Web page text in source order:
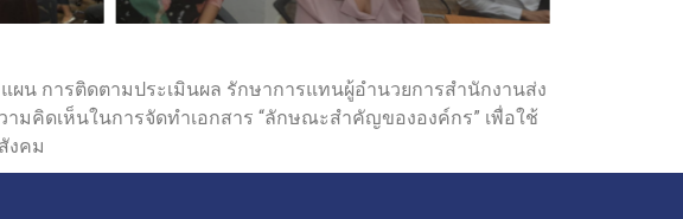
ผน การติดตามประเมินผล รักษาการแทนผู้อำนวยการสำนักงานส่ง
มคิดเห็นในการจัดทำเอกสาร “ลักษณะสำคัญขององค์กร” เพื่อใช้
งคม